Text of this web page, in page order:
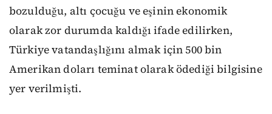
bozulduğu, altı çocuğu ve eşinin ekonomik
olarak zor durumda kaldığı ifade edilirken,
Türkiye vatandaşlığını almak için 500 bin
Amerikan doları teminat olarak ödediği bilgisine
yer verilmişti.